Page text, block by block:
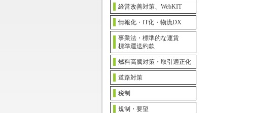
経営改善対策、WebKIT
情報化・IT化・物流DX
事業法・標準的な運賃
標準運送約款
燃料高騰対策・取引適正化
道路対策
税制
規制・要望